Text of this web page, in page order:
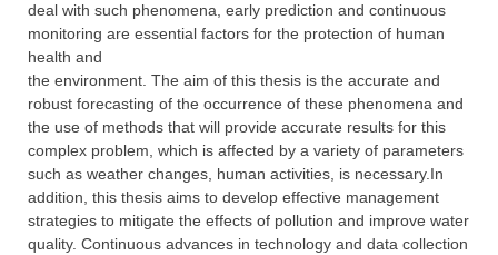
deal with such phenomena, early prediction and continuous
monitoring are essential factors for the protection of human
health and
the environment. The aim of this thesis is the accurate and
robust forecasting of the occurrence of these phenomena and
the use of methods that will provide accurate results for this
complex problem, which is affected by a variety of parameters
such as weather changes, human activities, is necessary.In
addition, this thesis aims to develop effective management
strategies to mitigate the effects of pollution and improve water
quality. Continuous advances in technology and data collection